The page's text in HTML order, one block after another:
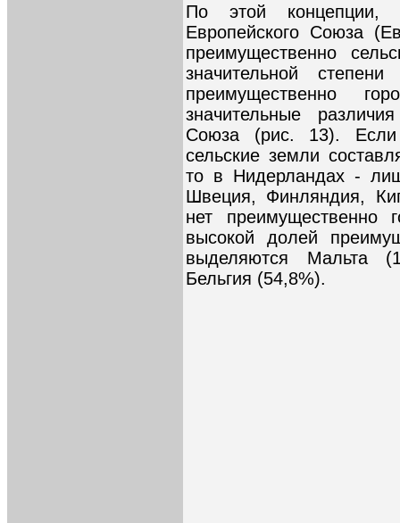
По этой концепции,
Европейского Союза
преимущественно
значительной
преимущественно
значительные
Союза (рис. 13). Если
сельские земли
то в Нидерландах -
Швеция, Финляндия,
нет преимущественно
высокой долей
выделяются Мальта
Бельгия (54,8%).